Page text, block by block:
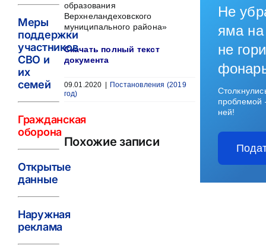
образования
Верхнеландеховского
муниципального района»
Скачать полный текст
документа
09.01.2020
Постановления (2019
год)
Похожие записи
Меры
поддержки
участников
СВО и
их
семей
Гражданская
оборона
Открытые
данные
Наружная
реклама
Не
яма на
не
ней!